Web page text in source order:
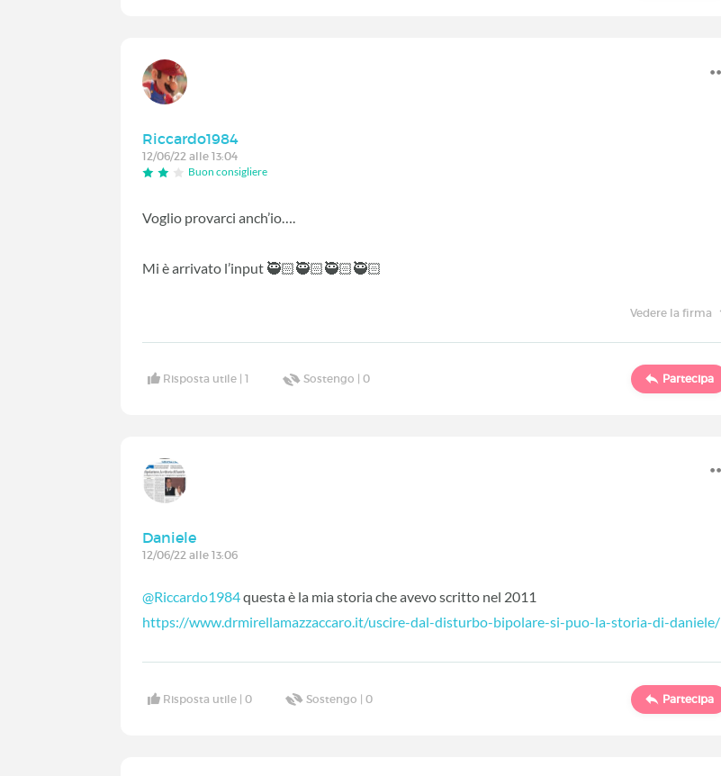
Riccardo1984
12/06/22 alle 13:04
Buon consigliere
Voglio provarci anch’io….
Mi è arrivato l’input 🥷🏻🥷🏻🥷🏻🥷🏻
Vedere la firma
Risposta utile |1 Sostengo |0 Partecipa
Daniele
12/06/22 alle 13:06
@Riccardo1984questa è la mia storia che avevo scritto nel 2011
https://www.drmirellamazzaccaro.it/uscire-dal-disturbo-bipolare-si-puo-la-storia-di-daniele/
Risposta utile |0 Sostengo |0 Partecipa